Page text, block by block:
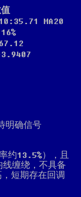
MA20
明确信号
约13.5%），且
缠绕，不具备
，短期存在回调